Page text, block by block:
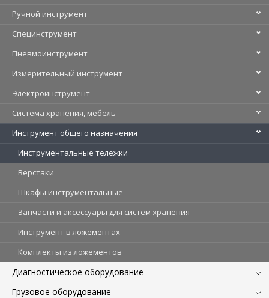
Ручной инструмент
Специнструмент
Пневмоинструмент
Измерительный инструмент
Электроинструмент
Система хранения, мебель
Инструмент общего назначения
Инструментальные тележки
Верстаки
Шкафы инструментальные
Запчасти и аксессуары для систем хранения
Инструмент в ложементах
Комплекты из ложементов
Диагностическое оборудование
Грузовое оборудование